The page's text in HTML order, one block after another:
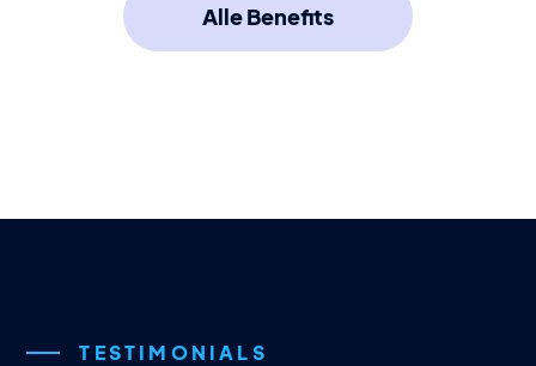
Alle Benefits
TESTIMONIALS